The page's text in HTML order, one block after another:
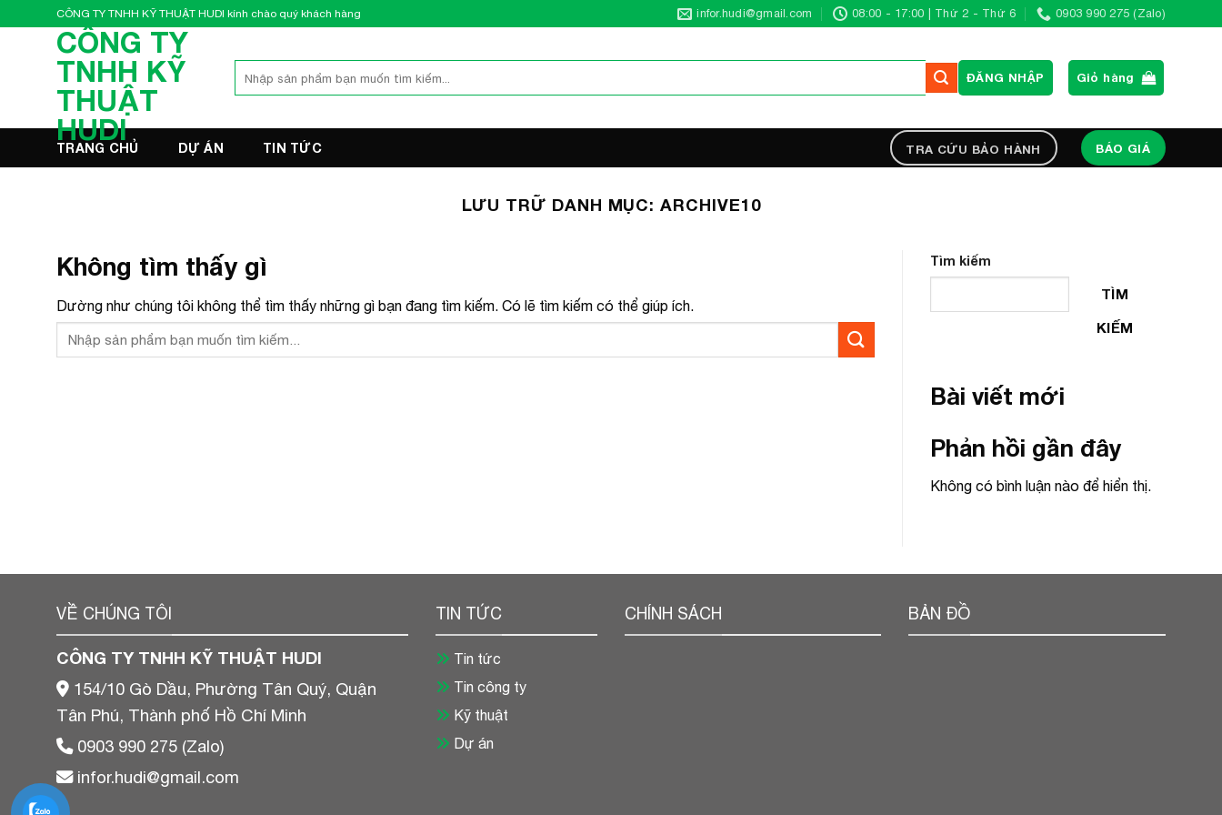
qua
CÔNG TY TNHH KỸ THUẬT HUDI kính chào quý khách hàng infor.hudi@gmail.com 08:00 - 17:00 | Thứ 2 - Thứ 6 0903 990 275 (Zalo)
CÔNG TY
TNHH KỸ
THUẬT
HUDI
kiếm:
ĐĂNG NHẬP Giỏ hàng
TRANG CHỦ DỰ ÁN TIN TỨC TRA CỨU BẢO HÀNH BÁO GIÁ
LƯU TRỮ DANH MỤC:ARCHIVE10
Không tìm thấy gì
Dường như chúng tôi không thể tìm thấy những gì bạn đang tìm kiếm. Có lẽ tìm kiếm có thể giúp ích.
Tìm kiếm
TÌM
KIẾM
Bài viết mới
Phản hồi gần đây
Không có bình luận nào để hiển thị.
VỀ CHÚNG TÔI
CÔNG TY TNHH KỸ THUẬT HUDI
154/10 Gò Dầu, Phường Tân Quý, Quận
Tân Phú, Thành phố Hồ Chí Minh
0903 990 275 (Zalo)
infor.hudi@gmail.com
TIN TỨC
Tin tức
Tin công ty
Kỹ thuật
Dự án
CHÍNH SÁCH BẢN ĐỒ